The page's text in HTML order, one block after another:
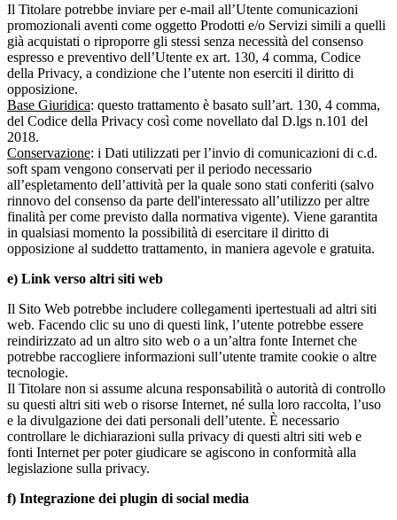
Il Titolare potrebbe inviare per e-mail all’Utente comunicazioni
promozionali aventi come oggetto Prodotti e/o Servizi simili a quelli
già acquistati o riproporre gli stessi senza necessità del consenso
espresso e preventivo dell’Utente ex art. 130, 4 comma, Codice
della Privacy, a condizione che l’utente non eserciti il diritto di
opposizione.
Base Giuridica: questo trattamento è basato sull’art. 130, 4 comma,
del Codice della Privacy così come novellato dal D.lgs n.101 del
2018.
Conservazione: i Dati utilizzati per l’invio di comunicazioni di c.d.
soft spam vengono conservati per il periodo necessario
all’espletamento dell’attività per la quale sono stati conferiti (salvo
rinnovo del consenso da parte dell'interessato all’utilizzo per altre
finalità per come previsto dalla normativa vigente). Viene garantita
in qualsiasi momento la possibilità di esercitare il diritto di
opposizione al suddetto trattamento, in maniera agevole e gratuita.
e) Link verso altri siti web
Il Sito Web potrebbe includere collegamenti ipertestuali ad altri siti
web. Facendo clic su uno di questi link, l’utente potrebbe essere
reindirizzato ad un altro sito web o a un’altra fonte Internet che
potrebbe raccogliere informazioni sull’utente tramite cookie o altre
tecnologie.
Il Titolare non si assume alcuna responsabilità o autorità di controllo
su questi altri siti web o risorse Internet, né sulla loro raccolta, l’uso
e la divulgazione dei dati personali dell’utente. È necessario
controllare le dichiarazioni sulla privacy di questi altri siti web e
fonti Internet per poter giudicare se agiscono in conformità alla
legislazione sulla privacy.
f) Integrazione dei plugin di social media